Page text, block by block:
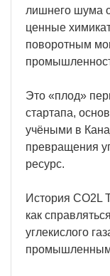
лишнего шума
ценные
поворотным
Это «плод»
стартапа,
учёными в
превращения
ресурс.
История CO2L
как
углекислого